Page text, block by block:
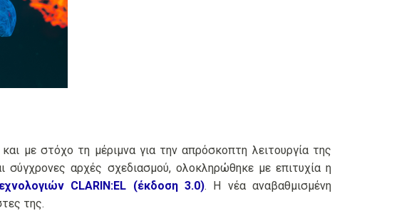
με στόχο τη μέριμνα για την απρόσκοπτη λειτουργία της
αρχές σχεδιασμού, ολοκληρώθηκε με επιτυχία η
CLARIN:EL (έκδοση 3.0). Η νέα αναβαθμισμένη
της.